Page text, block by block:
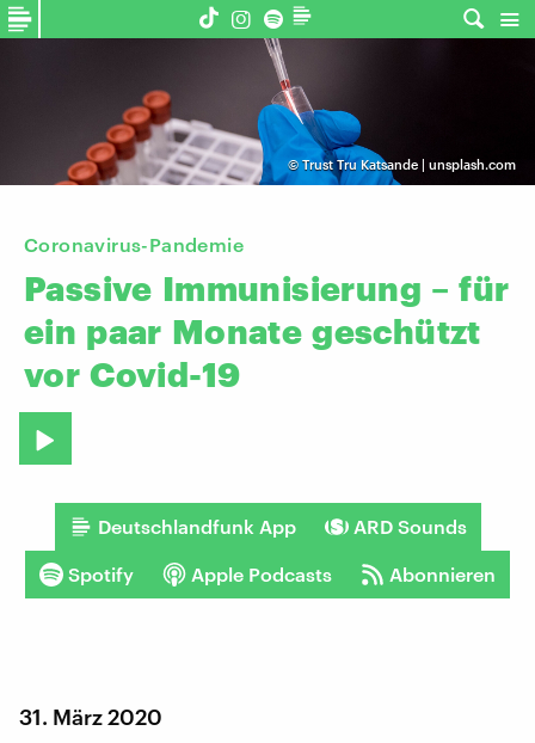
© Trust Tru Katsande | unsplash.com
Coronavirus-Pandemie
Passive Immunisierung – für
ein paar Monate geschützt
vor Covid-19
Deutschlandfunk App ARD Sounds
Spotify Apple Podcasts Abonnieren
31. März 2020